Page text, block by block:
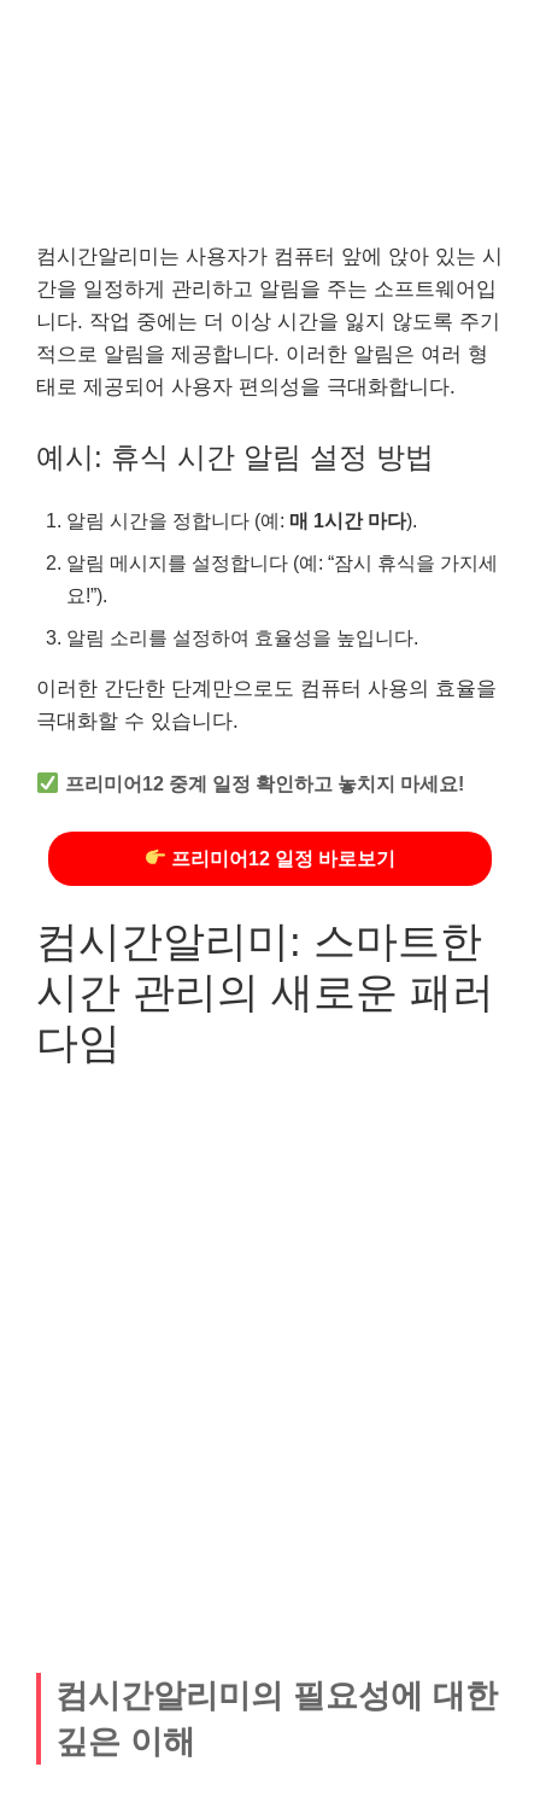
컴시간알리미는 사용자가 컴퓨터 앞에 앉아 있는 시
간을 일정하게 관리하고 알림을 주는 소프트웨어입
니다. 작업 중에는 더 이상 시간을 잃지 않도록 주기
적으로 알림을 제공합니다. 이러한 알림은 여러 형
태로 제공되어 사용자 편의성을 극대화합니다.
예시: 휴식 시간 알림 설정 방법
알림 시간을 정합니다 (예: 매 1시간 마다).
알림 메시지를 설정합니다 (예: “잠시 휴식을 가지세
요!”).
알림 소리를 설정하여 효율성을 높입니다.
이러한 간단한 단계만으로도 컴퓨터 사용의 효율을
극대화할 수 있습니다.
프리미어12 중계 일정 확인하고 놓치지 마세요!
프리미어12 일정 바로보기
컴시간알리미: 스마트한
시간 관리의 새로운 패러
다임
컴시간알리미의 필요성에 대한
깊은 이해